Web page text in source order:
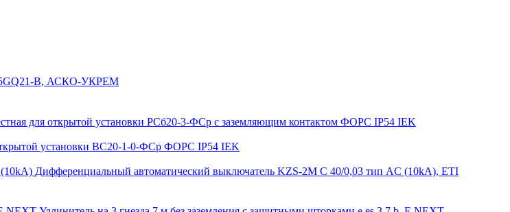
B, АСКО-УКРЕМ
для открытой установки РСб20-3-ФСр с заземляющим контактом ФОРС IP54 IEK
установки ВС20-1-0-ФСр ФОРС IP54 IEK
Дифференциальный автоматический выключатель KZS-2M C 40/0,03 тип AC (10kA), ETI